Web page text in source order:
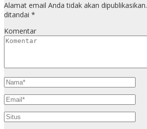
Alamat email Anda tidak akan dipublikasikan.
ditandai *
Komentar